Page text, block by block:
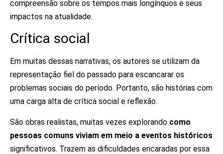
compreensão sobre os tempos mais longínquos e seus
impactos na atualidade.
Crítica social
Em muitas dessas narrativas, os autores se utilizam da
representação fiel do passado para escancarar os
problemas sociais do período. Portanto, são histórias com
uma carga alta de crítica social e reflexão.
São obras realistas, muitas vezes explorando como
pessoas comuns viviam em meio a eventos históricos
significativos. Trazem as dificuldades encaradas por essa